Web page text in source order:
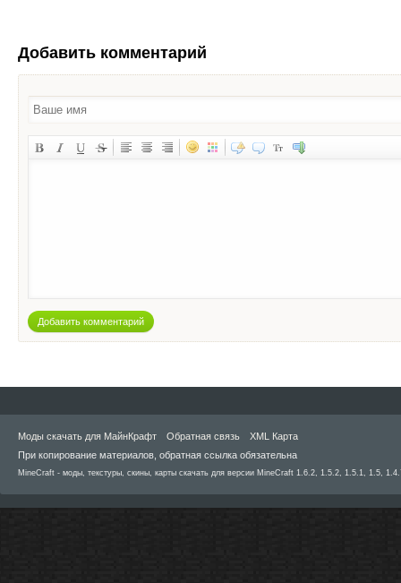
Добавить комментарий
Добавить комментарий
Моды скачать для МайнКрафт Обратная связь
XML Карта
При копирование материалов, обратная ссылка обязательна
MineCraft - моды, текстуры, скины, карты скачать для версии MineCraft 1.6.2, 1.5.2, 1.5.1, 1.5,